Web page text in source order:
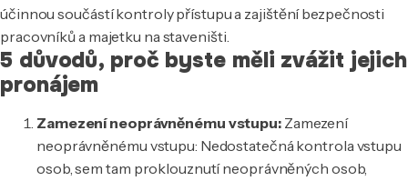
účinnou součástí kontroly přístupu a zajištění bezpečnosti
pracovníků a majetku na staveništi.
5 důvodů, proč byste měli zvážit jejich
pronájem
Zamezení neoprávněnému vstupu: Zamezení
neoprávněnému vstupu: Nedostatečná kontrola vstupu
osob, sem tam proklouznutí neoprávněných osob,